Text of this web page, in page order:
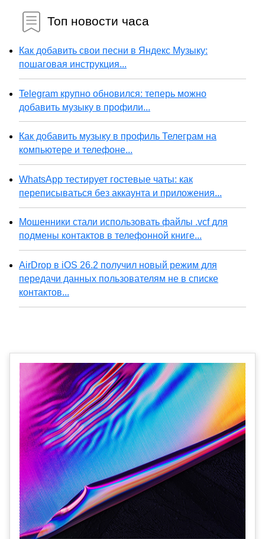
Топ новости часа
Как добавить свои песни в Яндекс Музыку:
пошаговая инструкция...
Telegram крупно обновился: теперь можно
добавить музыку в профили...
Как добавить музыку в профиль Телеграм на
компьютере и телефоне...
WhatsApp тестирует гостевые чаты: как
переписываться без аккаунта и приложения...
Мошенники стали использовать файлы .vcf для
подмены контактов в телефонной книге...
AirDrop в iOS 26.2 получил новый режим для
передачи данных пользователям не в списке
контактов...